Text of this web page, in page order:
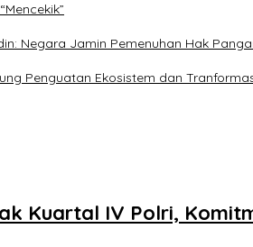
Negara Jamin Pemenuhan Hak
Penguatan Ekosistem dan
Kuartal IV Polri,